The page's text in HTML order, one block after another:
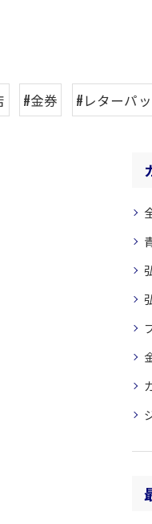
#金券 #レターパ